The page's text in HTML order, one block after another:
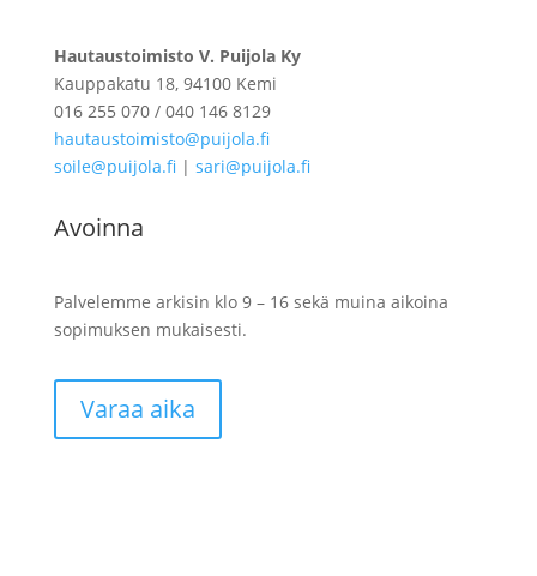
Hautaustoimisto V. Puijola Ky
Kauppakatu 18, 94100 Kemi
016 255 070 / 040 146 8129
hautaustoimisto@puijola.fi
soile@puijola.fi | sari@puijola.fi
Avoinna
Palvelemme arkisin klo 9 – 16 sekä muina aikoina
sopimuksen mukaisesti.
Varaa aika